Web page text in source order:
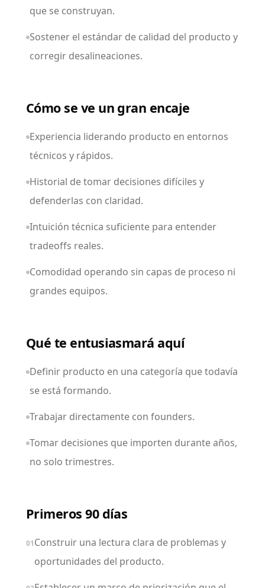
que se construyan.
Sostener el estándar de calidad del producto y
corregir desalineaciones.
Cómo se ve un gran encaje
Experiencia liderando producto en entornos
técnicos y rápidos.
Historial de tomar decisiones difíciles y
defenderlas con claridad.
Intuición técnica suficiente para entender
tradeoffs reales.
Comodidad operando sin capas de proceso ni
grandes equipos.
Qué te entusiasmará aquí
Definir producto en una categoría que todavía
se está formando.
Trabajar directamente con founders.
Tomar decisiones que importen durante años,
no solo trimestres.
Primeros 90 días
01Construir una lectura clara de problemas y
oportunidades del producto.